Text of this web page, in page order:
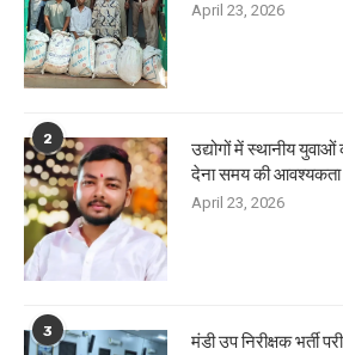
April 23, 2026
2
उद्योगों में स्थानीय
देना समय की आवश्यकता
April 23, 2026
3
मंडी उप निरीक्षक भर्ती